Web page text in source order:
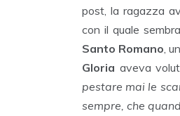
post, la ragazza
con il quale
Santo Romano,
Gloria aveva
pestare mai le
sempre, che